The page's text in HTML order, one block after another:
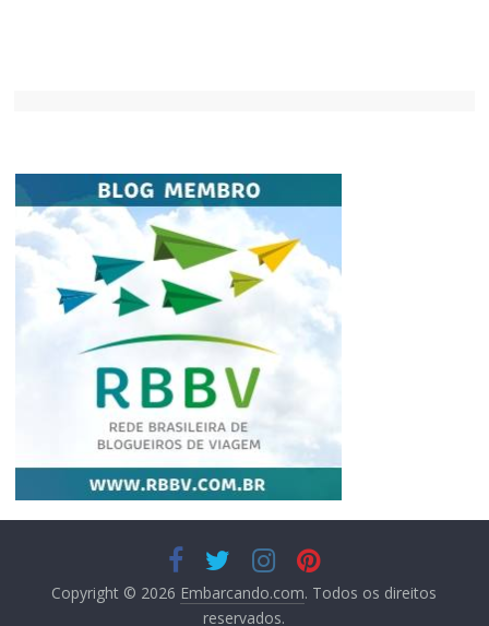
Copyright © 2026 Embarcando.com. Todos os direitos
reservados.